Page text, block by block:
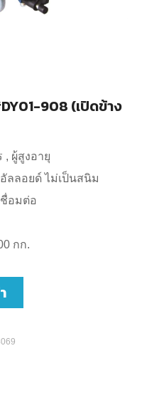
908 (เปิดข้าง
, ผู้สูงอายุ
ลลอยด์ ไม่เป็นสนิม
ชื่อมต่อ
กก.